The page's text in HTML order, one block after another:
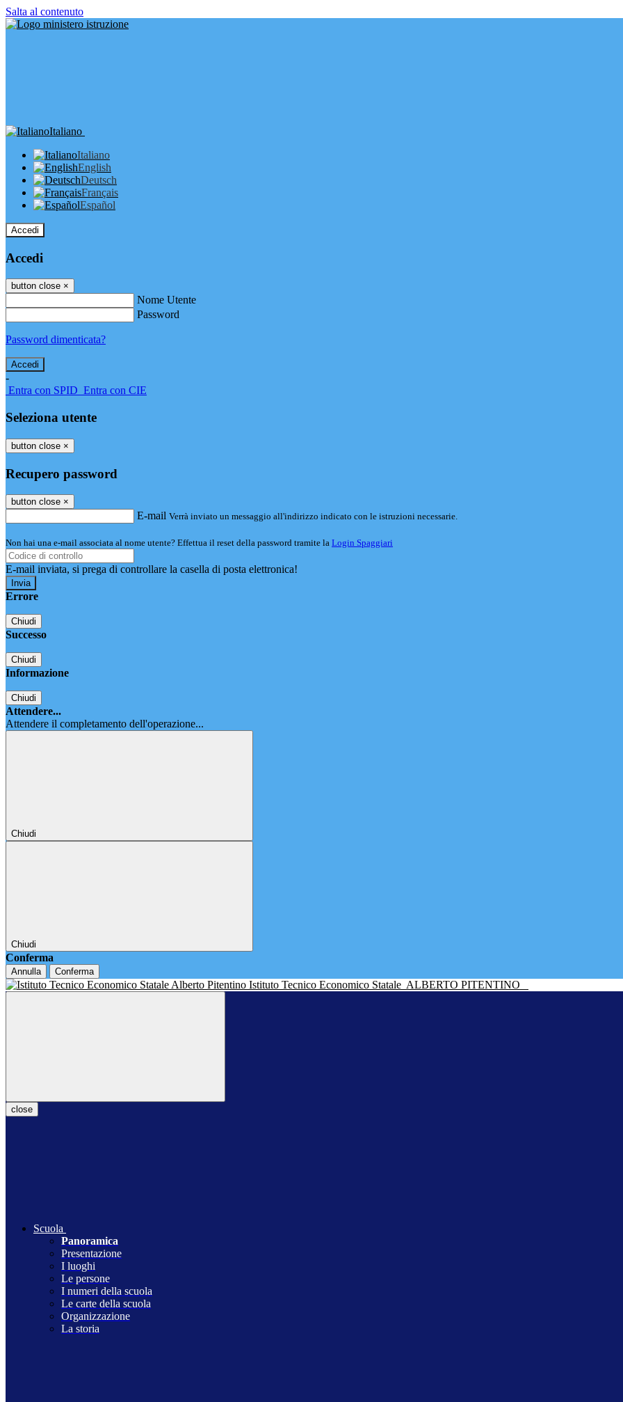
Salta al contenuto
Italiano
Italiano
English
Deutsch
Français
Español
Accedi
Accedi
button close ×
Nome Utente
Password
Password dimenticata?
-
Entra con SPID Entra con CIE
Seleziona utente
button close ×
Recupero password
button close ×
E-mail Verrà inviato un messaggio all'indirizzo indicato con le istruzioni necessarie.
Non hai una e-mail associata al nome utente? Effettua il reset della password tramite la Login Spaggiari
E-mail inviata, si prega di controllare la casella di posta elettronica!
Errore
Chiudi
Successo
Chiudi
Informazione
Chiudi
Attendere...
Attendere il completamento dell'operazione...
Chiudi
Chiudi
Conferma
Annulla Conferma
Istituto Tecnico Economico Statale ALBERTO PITENTINO
close
Scuola
Panoramica
Presentazione
I luoghi
Le persone
I numeri della scuola
Le carte della scuola
Organizzazione
La storia